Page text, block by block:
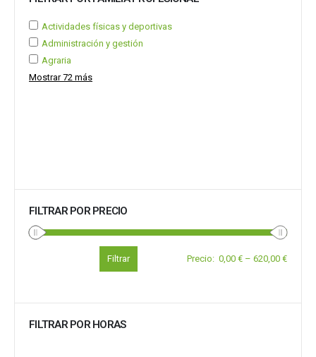
Actividades físicas y deportivas
Administración y gestión
Agraria
Mostrar 72 más
FILTRAR POR PRECIO
Filtrar Precio: 0,00 € – 620,00 €
FILTRAR POR HORAS